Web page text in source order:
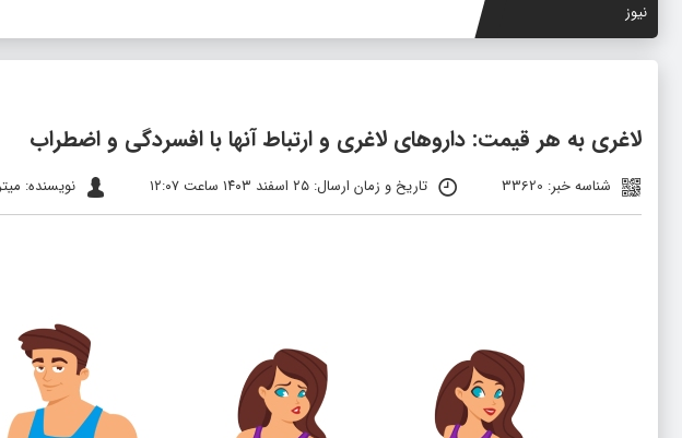
نیوز
لاغری به هر قیمت: داروهای لاغری و ارتباط آنها با افسردگی و اضطراب
شناسه خبر: 33620 تاریخ و زمان ارسال: ۲۵ اسفند ۱۴۰۳ ساعت ۱۲:۰۷ نویسنده: